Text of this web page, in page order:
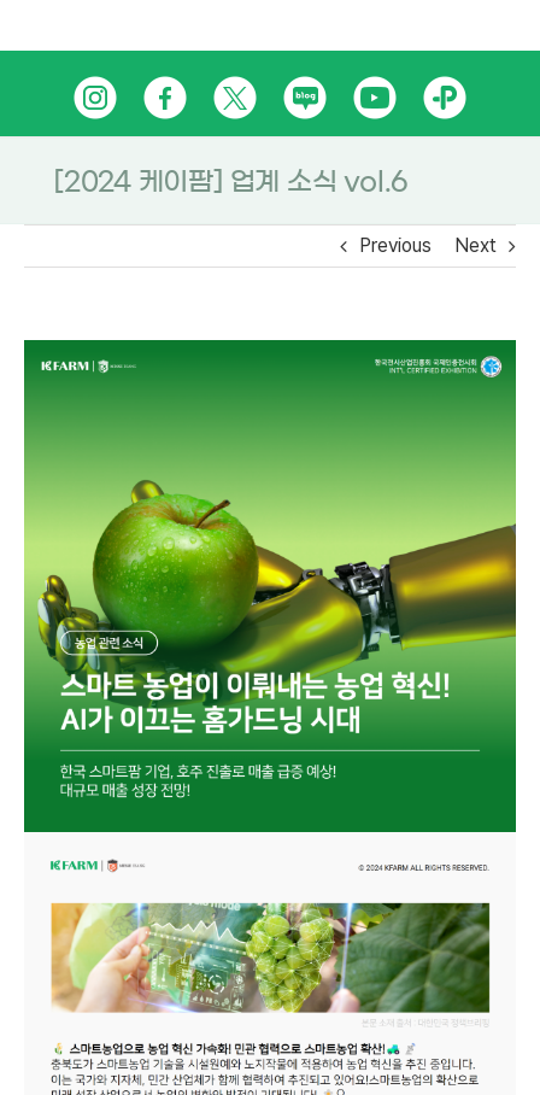
인
스
타
그
램
페
이
스
북
트
위
터
네
이
버
블
로
유
튜
브
카
카
톡
플
스
친
구
[2024 케이팜] 업계 소식 vol.6
Previous Next